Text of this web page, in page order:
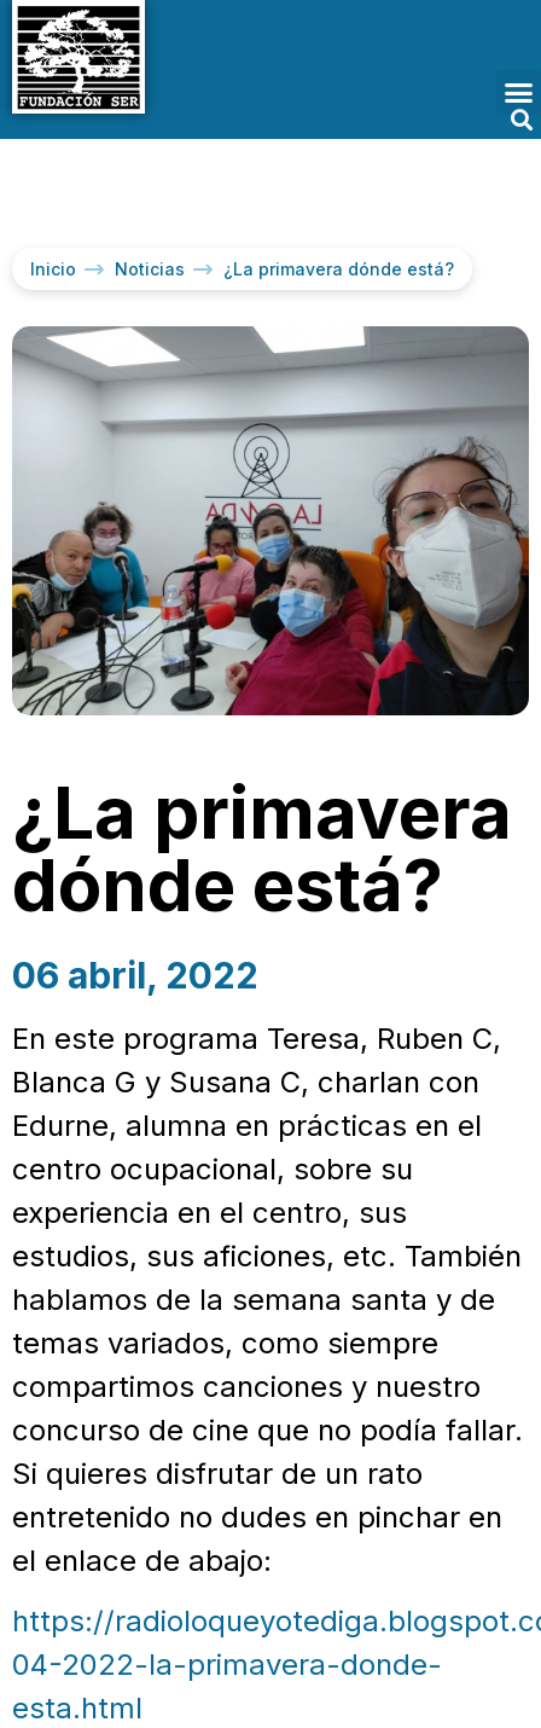
Inicio Noticias ¿La primavera dónde está?
¿La primavera
dónde está?
06 abril, 2022
En este programa Teresa, Ruben C,
Blanca G y Susana C, charlan con
Edurne, alumna en prácticas en el
centro ocupacional, sobre su
experiencia en el centro, sus
estudios, sus aficiones, etc. También
hablamos de la semana santa y de
temas variados, como siempre
compartimos canciones y nuestro
concurso de cine que no podía fallar.
Si quieres disfrutar de un rato
entretenido no dudes en pinchar en
el enlace de abajo:
https://
04-2022-la-primavera-donde-
esta.html